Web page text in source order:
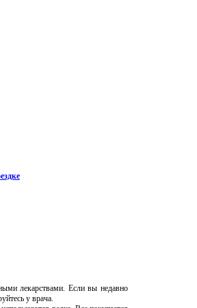
лекарствами. Если вы недавно
у врача.